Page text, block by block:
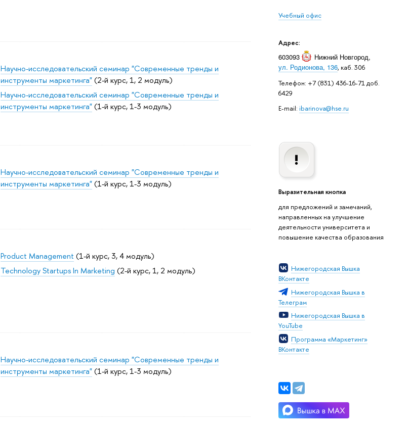
Учебный офис
Адрес:
603093 Нижний Новгород,
ул. Родионова, 136, каб. 306
Телефон: +7 (831) 436-16-71 доб.
6429
E-mail: ibarinova@hse.ru
Выразительная кнопка
для предложений и замечаний,
направленных на улучшение
деятельности университета и
повышение качества образования
Нижегородская Вышка
ВКонтакте
Нижегородская Вышка в
Телеграм
Нижегородская Вышка в
YouTube
Программа «Маркетинг»
ВКонтакте
Научно-исследовательский семинар "Современные тренды и
инструменты маркетинга"(2-й курс, 1, 2 модуль)
Научно-исследовательский семинар "Современные тренды и
инструменты маркетинга"(1-й курс, 1-3 модуль)
Научно-исследовательский семинар "Современные тренды и
инструменты маркетинга"(1-й курс, 1-3 модуль)
Product Management (1-й курс, 3, 4 модуль)
Technology Startups In Marketing (2-й курс, 1, 2 модуль)
Научно-исследовательский семинар "Современные тренды и
инструменты маркетинга"(1-й курс, 1-3 модуль)